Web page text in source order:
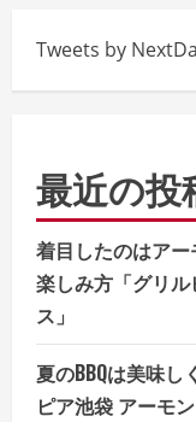
Tweets by
最近の投
着目したのはアー
楽しみ方「グリル
ス」
夏のBBQは美味し
ピア池袋 アーモ